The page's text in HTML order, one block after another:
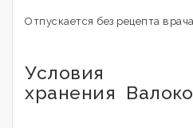
Отпускается без рецепта врача.
Условия
хранения